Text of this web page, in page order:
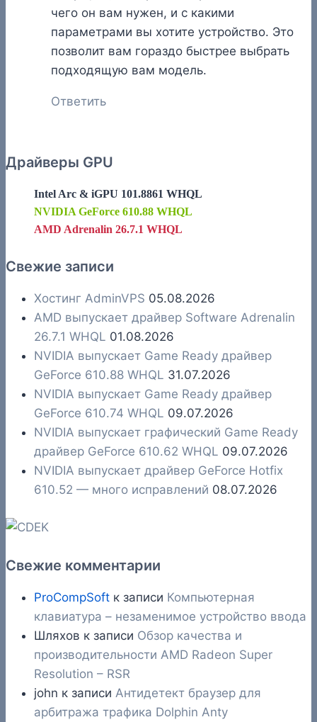
чего он вам нужен, и с какими
параметрами вы хотите устройство. Это
позволит вам гораздо быстрее выбрать
подходящую вам модель.
Ответить
Драйверы GPU
Intel Arc & iGPU 101.8861 WHQL
NVIDIA GeForce 610.88 WHQL
AMD Adrenalin 26.7.1 WHQL
Свежие записи
Хостинг AdminVPS 05.08.2026
AMD выпускает драйвер Software Adrenalin
26.7.1 WHQL 01.08.2026
NVIDIA выпускает Game Ready драйвер
GeForce 610.88 WHQL 31.07.2026
NVIDIA выпускает Game Ready драйвер
GeForce 610.74 WHQL 09.07.2026
NVIDIA выпускает графический Game Ready
драйвер GeForce 610.62 WHQL 09.07.2026
NVIDIA выпускает драйвер GeForce Hotfix
610.52 — много исправлений 08.07.2026
Свежие комментарии
ProCompSoft к записи Компьютерная
клавиатура – незаменимое устройство ввода
Шляхов к записи Обзор качества и
производительности AMD Radeon Super
Resolution – RSR
john к записи Антидетект браузер для
арбитража трафика Dolphin Anty